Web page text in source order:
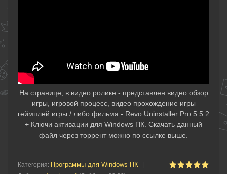
На странице, в видео ролике - представлен видео обзор
игры, игровой процесс, видео прохождение игры
геймплей игры / либо фильма - Revo Uninstaller Pro 5.5.2
+ Ключи активации для Windows ПК. Скачать данный
файл через торрент можно по ссылке выше.
Категория: Программы для Windows ПК